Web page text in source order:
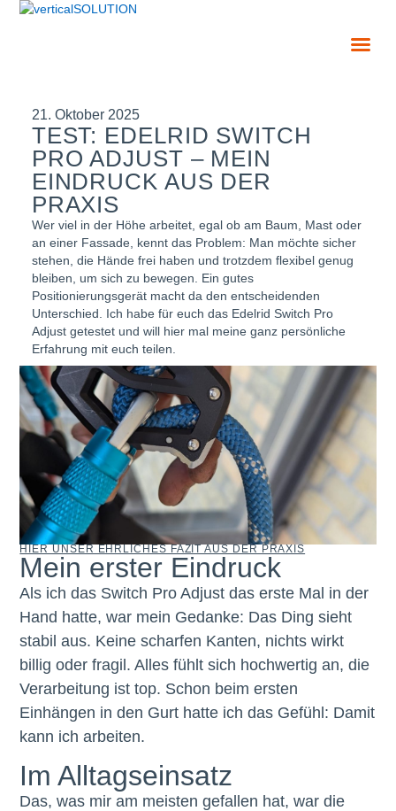
21. Oktober 2025
TEST: EDELRID SWITCH
PRO ADJUST – MEIN
EINDRUCK AUS DER
PRAXIS
Wer viel in der Höhe arbeitet, egal ob am Baum, Mast oder
an einer Fassade, kennt das Problem: Man möchte sicher
stehen, die Hände frei haben und trotzdem flexibel genug
bleiben, um sich zu bewegen. Ein gutes
Positionierungsgerät macht da den entscheidenden
Unterschied. Ich habe für euch das Edelrid Switch Pro
Adjust getestet und will hier mal meine ganz persönliche
Erfahrung mit euch teilen.
HIER UNSER EHRLICHES FAZIT AUS DER PRAXIS
Mein erster Eindruck
Als ich das Switch Pro Adjust das erste Mal in der
Hand hatte, war mein Gedanke: Das Ding sieht
stabil aus. Keine scharfen Kanten, nichts wirkt
billig oder fragil. Alles fühlt sich hochwertig an, die
Verarbeitung ist top. Schon beim ersten
Einhängen in den Gurt hatte ich das Gefühl: Damit
kann ich arbeiten.
Im Alltagseinsatz
Das, was mir am meisten gefallen hat, war die